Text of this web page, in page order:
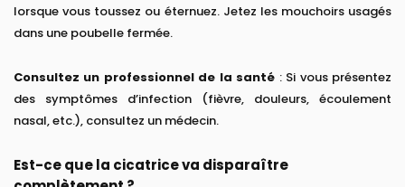
lorsque vous toussez ou éternuez. Jetez les mouchoirs usagés
dans une poubelle fermée.
Consultez un professionnel de la santé : Si vous présentez
des symptômes d’infection (fièvre, douleurs, écoulement
nasal, etc.), consultez un médecin.
Est-ce que la cicatrice va disparaître